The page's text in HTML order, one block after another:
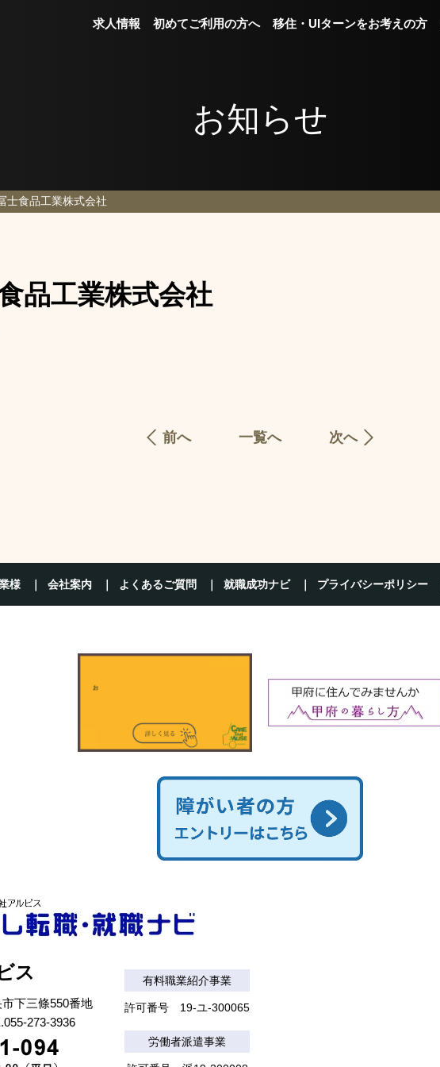
求人情報 初めてご利用の方へ 移住・UIターンをお考えの方
お知らせ
士食品工業株式会社
品工業株式会社
前へ 一覧へ 次へ
様 会社案内 よくあるご質問 就職成功ナビ プライバシーポリシー
ス
下三條550番地
273-3936
有料職業紹介事業
許可番号 19-ユ-300065
労働者派遣事業